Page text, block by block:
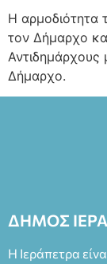
Η αρμοδιότητα
τον Δήμαρχο
Δήμαρχο.
ΔΗΜΟΣ
Η Ιεράπετρα